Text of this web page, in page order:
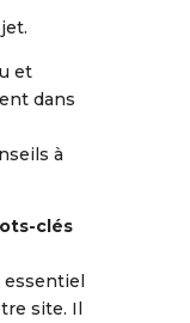
et
dans
à
clés
essentiel
site. Il